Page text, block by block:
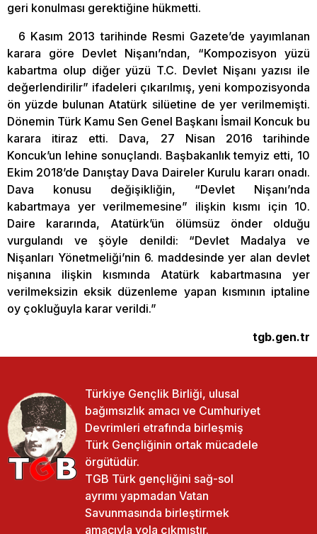
geri konulması gerektiğine hükmetti.
6 Kasım 2013 tarihinde Resmi Gazete’de yayımlanan
karara göre Devlet Nişanı’ndan, “Kompozisyon yüzü
kabartma olup diğer yüzü T.C. Devlet Nişanı yazısı ile
değerlendirilir” ifadeleri çıkarılmış, yeni kompozisyonda
ön yüzde bulunan Atatürk silüetine de yer verilmemişti.
Dönemin Türk Kamu Sen Genel Başkanı İsmail Koncuk bu
karara itiraz etti. Dava, 27 Nisan 2016 tarihinde
Koncuk’un lehine sonuçlandı. Başbakanlık temyiz etti, 10
Ekim 2018’de Danıştay Dava Daireler Kurulu kararı onadı.
Dava konusu değişikliğin, “Devlet Nişanı’nda
kabartmaya yer verilmemesine” ilişkin kısmı için 10.
Daire kararında, Atatürk’ün ölümsüz önder olduğu
vurgulandı ve şöyle denildi: “Devlet Madalya ve
Nişanları Yönetmeliği’nin 6. maddesinde yer alan devlet
nişanına ilişkin kısmında Atatürk kabartmasına yer
verilmeksizin eksik düzenleme yapan kısmının iptaline
oy çokluğuyla karar verildi.”
tgb.gen.tr
Türkiye Gençlik Birliği, ulusal
bağımsızlık amacı ve Cumhuriyet
Devrimleri etrafında birleşmiş
Türk Gençliğinin ortak mücadele
örgütüdür.
TGB Türk gençliğini sağ-sol
ayrımı yapmadan Vatan
Savunmasında birleştirmek
amacıyla yola çıkmıştır.